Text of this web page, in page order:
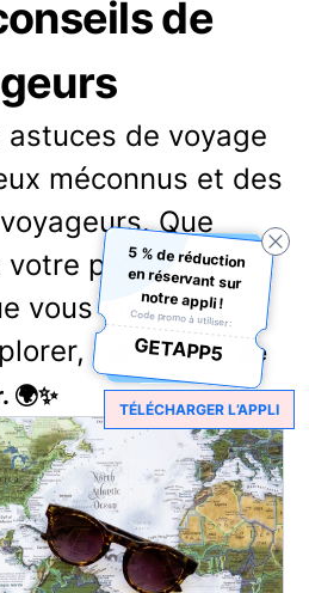
de
astuces de voyage
méconnus et des
Que
prochaine
vous aimiez
notre blog a de
🌍✨
5 % de réduction
en réservant sur
notre appli !
Code promo à utiliser :
GETAPP5
TÉLÉCHARGER L’APPLI